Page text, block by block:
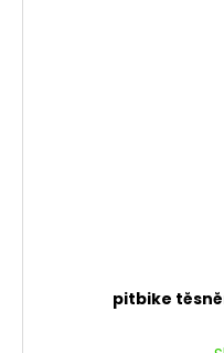
pitbike